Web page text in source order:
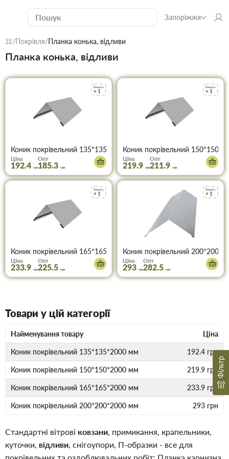
Запоріжжя
Покрівля Планка конька, відливи
Планка конька, відливи
Бонуси
+ 1
Коник покрівельний 135*135*2000 мм
Ціна
192.4 грн
Опт
185.3 грн
Бонуси
+ 1
Коник покрівельний
Ціна
219.9 грн
Опт
211.9 грн
Бонуси
+ 1
Коник покрівельний 165*165*2000 мм
Ціна
233.9 грн
Опт
225.5 грн
Бонуси
+ 1
Коник покрівельний
Ціна
293 грн
Опт
282.5 грн
Фільтр
Товари у цій категорії
Найменування товару Ціна
Коник покрівельний 135*135*2000 мм 192.4 грн
Коник покрівельний 150*150*2000 мм 219.9 грн
Коник покрівельний 165*165*2000 мм 233.9 грн
Коник покрівельний 200*200*2000 мм 293 грн
Стандартні вітрові ковзани, примикання, крапельники,
куточки, відливи, снігоупори, П-образки - все для